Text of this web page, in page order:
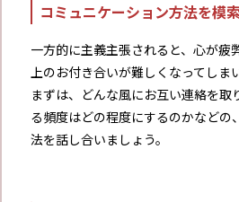
コミュニケーション方法を模
一方的に主義主張されると、心が疲
上のお付き合いが難しくなってしま
まずは、どんな風にお互い連絡を取
る頻度はどの程度にするのかなどの
法を話し合いましょう。